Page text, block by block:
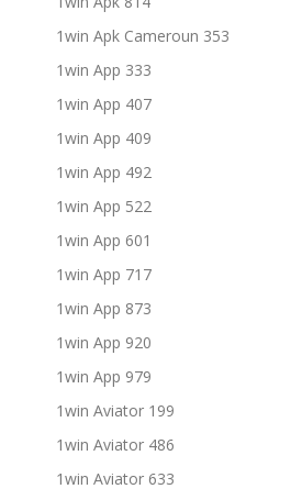
1win Apk Cameroun 353
1win App 333
1win App 407
1win App 409
1win App 492
1win App 522
1win App 601
1win App 717
1win App 873
1win App 920
1win App 979
1win Aviator 199
1win Aviator 486
1win Aviator 633